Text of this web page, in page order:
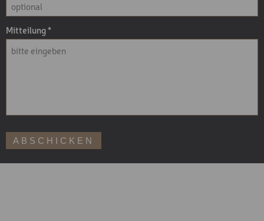
Mitteilung
ABSCHICKEN